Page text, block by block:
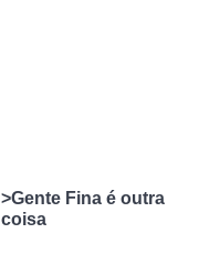
>Gente Fina é outra
coisa